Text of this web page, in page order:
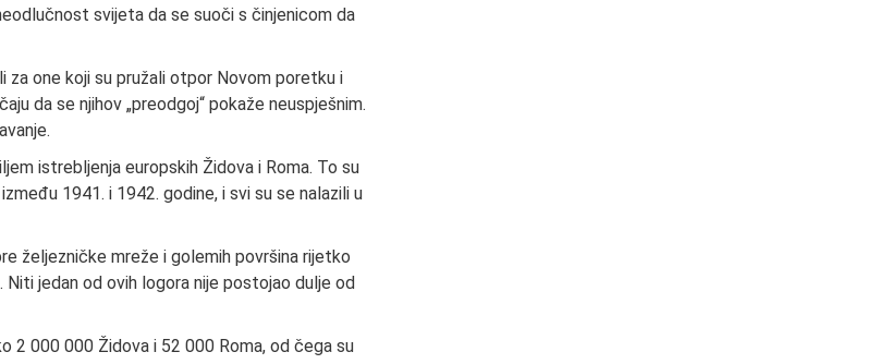
svijeta da se suoči s činjenicom da
za one koji su pružali otpor Novom poretku i
da se njihov „preodgoj“ pokaže neuspješnim.
istrebljenja europskih Židova i Roma. To su
1941. i 1942. godine, i svi su se nalazili u
željezničke mreže i golemih površina rijetko
jedan od ovih logora nije postojao dulje od
2 000 000 Židova i 52 000 Roma, od čega su